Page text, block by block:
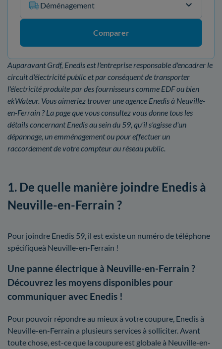
Déménagement
Comparer
Auparavant Grdf, Enedis est l'entreprise responsable d'encadrer le
circuit d'électricité public et par conséquent de transporter
l'électricité produite par des fournisseurs comme EDF ou bien
ekWateur. Vous aimeriez trouver une agence Enedis à Neuville-
en-Ferrain ? La page que vous consultez vous donne tous les
détails concernant Enedis au sein du 59, qu'il s'agisse d'un
dépannage, un emménagement ou pour effectuer un
raccordement de votre compteur au réseau public.
1. De quelle manière joindre Enedis à
Neuville-en-Ferrain ?
Pour joindre Enedis 59, il est existe un numéro de téléphone
spécifiqueà Neuville-en-Ferrain !
Une panne électrique à Neuville-en-Ferrain ?
Découvrez les moyens disponibles pour
communiquer avec Enedis !
Pour pouvoir répondre au mieux à votre coupure, Enedis à
Neuville-en-Ferrain a plusieurs services à solliciter. Avant
toute chose, est-ce que la coupure est globale à Neuville-en-